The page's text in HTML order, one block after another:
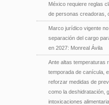
México requiere reglas
de personas creadoras,
Marco jurídico vigente
separación del cargo
en 2027: Monreal Ávila
Ante altas temperaturas
temporada de canícula,
reforzar medidas de
como la deshidratación,
intoxicaciones